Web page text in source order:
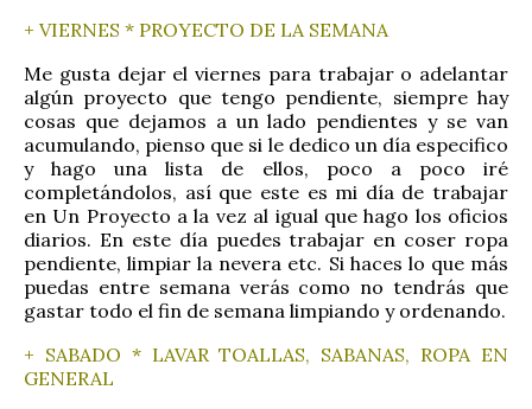
+ VIERNES * PROYECTO DE LA SEMANA
Me gusta dejar el viernes para trabajar o adelantar
algún proyecto que tengo pendiente, siempre hay
cosas que dejamos a un lado pendientes y se van
acumulando, pienso que si le dedico un día especifico
y hago una lista de ellos, poco a poco iré
completándolos, así que este es mi día de trabajar
en Un Proyecto a la vez al igual que hago los oficios
diarios. En este día puedes trabajar en coser ropa
pendiente, limpiar la nevera etc. Si haces lo que más
puedas entre semana verás como no tendrás que
gastar todo el fin de semana limpiando y ordenando.
+ SABADO * LAVAR TOALLAS, SABANAS, ROPA EN
GENERAL